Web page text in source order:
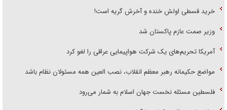
خرید قسطی اولش خنده و آخرش گریه است!
وزیر صمت عازم پاکستان شد
آمریکا تحریم‌های یک شرکت هواپیمایی عراقی را لغو کرد
مواضع حکیمانه رهبر معظم انقلاب، نصب العین همه مسئولان نظام باشد
فلسطین مسئله نخست جهان اسلام به شمار می‌رود